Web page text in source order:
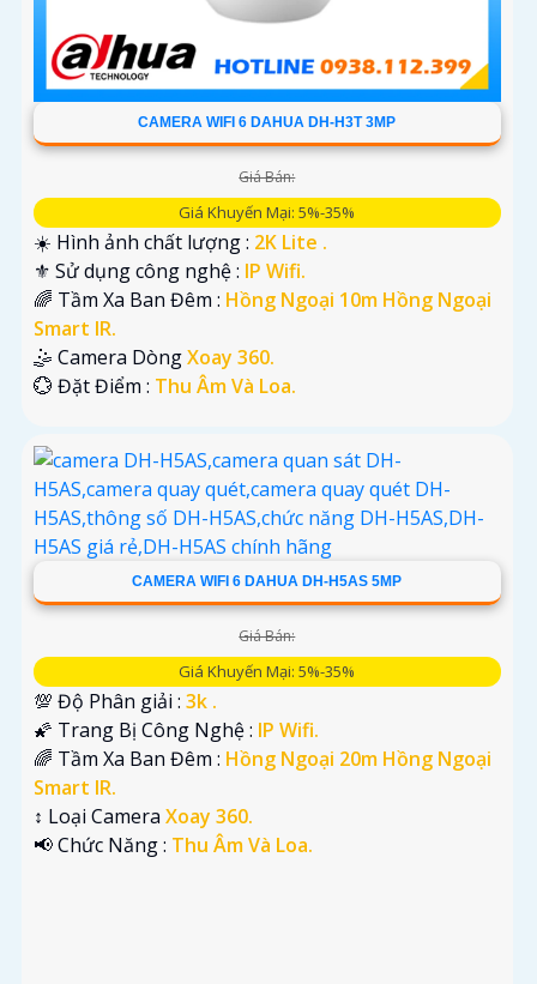
CAMERA WIFI 6 DAHUA DH-H3T 3MP
Giá Bán:
Giá Khuyến Mại: 5%-35%
☀️ Hình ảnh chất lượng : 2K Lite .
⚜️ Sử dụng công nghệ : IP Wifi.
🌈 Tầm Xa Ban Đêm : Hồng Ngoại 10m Hồng Ngoại
Smart IR.
🤹 Camera DòngXoay 360.
️💮 Đặt Điểm : Thu Âm Và Loa.
CAMERA WIFI 6 DAHUA DH-H5AS 5MP
Giá Bán:
Giá Khuyến Mại: 5%-35%
💯 Độ Phân giải : 3k .
🌠 Trang Bị Công Nghệ : IP Wifi.
🌈 Tầm Xa Ban Đêm : Hồng Ngoại 20m Hồng Ngoại
Smart IR.
↕️ Loại Camera Xoay 360.
️📢 Chức Năng : Thu Âm Và Loa.